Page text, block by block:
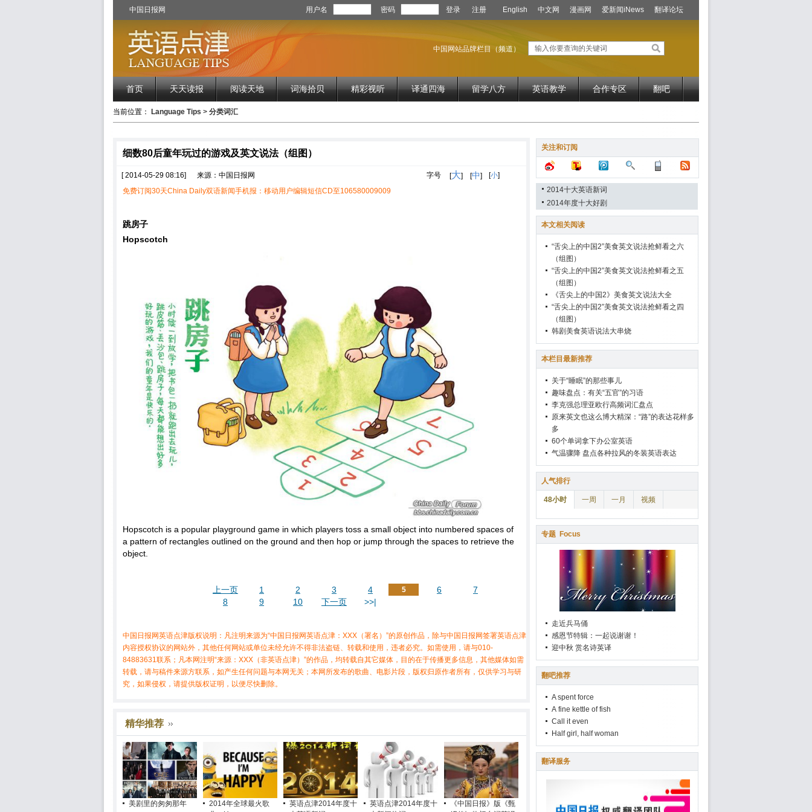
中国日报网 用户名 密码 登录 注册 English 中文网 漫画网 爱新闻iNews 翻译论坛
中国网站品牌栏目（频道）
首页 天天读报 阅读天地 词海拾贝 精彩视听 译通四海 留学八方 英语教学 合作专区 翻吧
当前位置： Language Tips > 分类词汇
细数80后童年玩过的游戏及英文说法（组图）
[ 2014-05-29 08:16] 来源：中国日报网 字号 [大] [中] [小]
免费订阅30天China Daily双语新闻手机报：移动用户编辑短信CD至106580009009
跳房子
Hopscotch
Hopscotch is a popular playground game in which players toss a small object into numbered spaces of
a pattern of rectangles outlined on the ground and then hop or jump through the spaces to retrieve the
object.
上一页 1 2 3 4 5 6
7
8
9 10 下一页 >>|
中国日报网英语点津版权说明：凡注明来源为“中国日报网英语点津：XXX（署名）”的原创作品，除与中国日报网签署英语点津
内容授权协议的网站外，其他任何网站或单位未经允许不得非法盗链、转载和使用，违者必究。如需使用，请与010-
84883631联系；凡本网注明“来源：XXX（非英语点津）”的作品，均转载自其它媒体，目的在于传播更多信息，其他媒体如需
转载，请与稿件来源方联系，如产生任何问题与本网无关；本网所发布的歌曲、电影片段，版权归原作者所有，仅供学习与研
究，如果侵权，请提供版权证明，以便尽快删除。
精华推荐
美剧里的匆匆那年
2014年全球最火歌
英语点津2014年度十
英语点津2014年度十
《中国日报》版《甄
关注和订阅
2014十大英语新词
2014年度十大好剧
本文相关阅读
“舌尖上的中国2”美食英文说法抢鲜看之六
（组图）
“舌尖上的中国2”美食英文说法抢鲜看之五
（组图）
《舌尖上的中国2》美食英文说法大全
“舌尖上的中国2”美食英文说法抢鲜看之四
（组图）
韩剧美食英语说法大串烧
本栏目最新推荐
关于“睡眠”的那些事儿
趣味盘点：有关“五官”的习语
李克强总理亚欧行高频词汇盘点
原来英文也这么博大精深：“路”的表达花样多
多
60个单词拿下办公室英语
气温骤降 盘点各种拉风的冬装英语表达
人气排行
48小时 一周 一月 视频
专题 Focus
走近兵马俑
感恩节特辑：一起说谢谢！
迎中秋 赏名诗英译
翻吧推荐
A spent force
A fine kettle of fish
Call it even
Half girl, half woman
翻译服务